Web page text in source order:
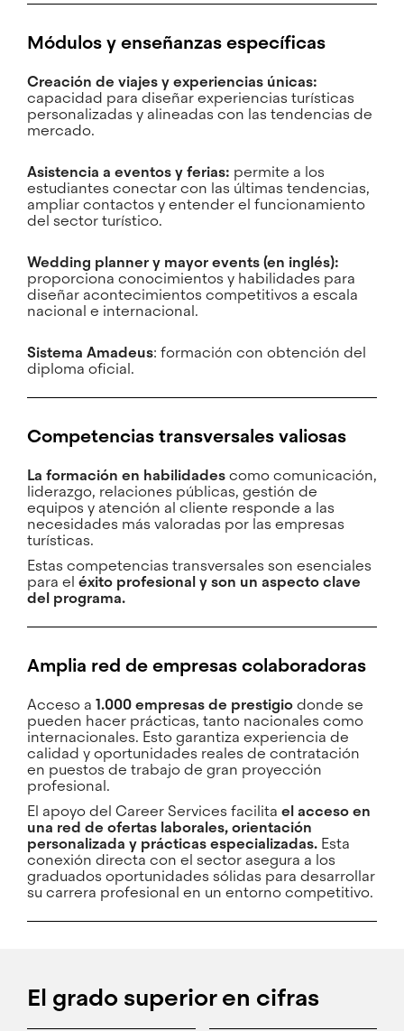
Módulos y enseñanzas específicas
Creación de viajes y experiencias únicas:
capacidad para diseñar experiencias turísticas
personalizadas y alineadas con las tendencias de
mercado.
Asistencia a eventos y ferias: permite a los
estudiantes conectar con las últimas tendencias,
ampliar contactos y entender el funcionamiento
del sector turístico.
Wedding planner y mayor events (en inglés):
proporciona conocimientos y habilidades para
diseñar acontecimientos competitivos a escala
nacional e internacional.
Sistema Amadeus: formación con obtención del
diploma oficial.
Competencias transversales valiosas
La formación en habilidadescomo comunicación,
liderazgo, relaciones públicas, gestión de
equipos y atención al cliente responde a las
necesidades más valoradas por las empresas
turísticas.
Estas competencias transversales son esenciales
para el éxito profesional y son un aspecto clave
del programa.
Amplia red de empresas colaboradoras
Acceso a 1.000 empresas de prestigiodonde se
pueden hacer prácticas, tanto nacionales como
internacionales. Esto garantiza experiencia de
calidad y oportunidades reales de contratación
en puestos de trabajo de gran proyección
profesional.
El apoyo del Career Services facilita el acceso en
una red de ofertas laborales, orientación
personalizada y prácticas especializadas. Esta
conexión directa con el sector asegura a los
graduados oportunidades sólidas para desarrollar
su carrera profesional en un entorno competitivo.
El grado superior en cifras